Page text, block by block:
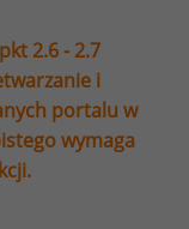
2.6 - 2.7
i
portalu w
wymaga